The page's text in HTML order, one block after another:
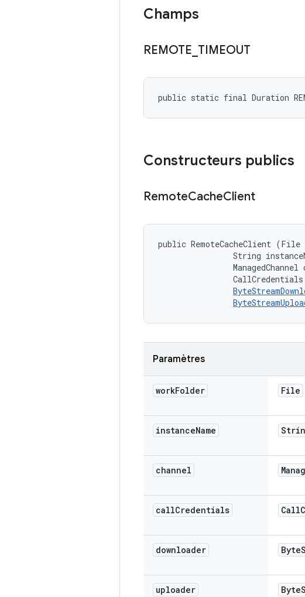
Champs
REMOTE TIMEOUT
public static final Duration
Constructeurs publics
RemoteCacheClient
public RemoteCacheClient (File
String
ManagedChannel
Paramètres
workFolder File
instanceName
channel
callCredentials Call
downloader Byte
uploader Byte